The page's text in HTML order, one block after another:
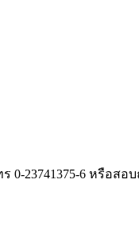
23741375-6 หรือสอ